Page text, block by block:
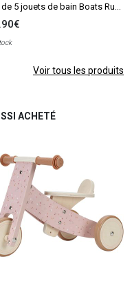
Voir tous les produits
ACHETÉ